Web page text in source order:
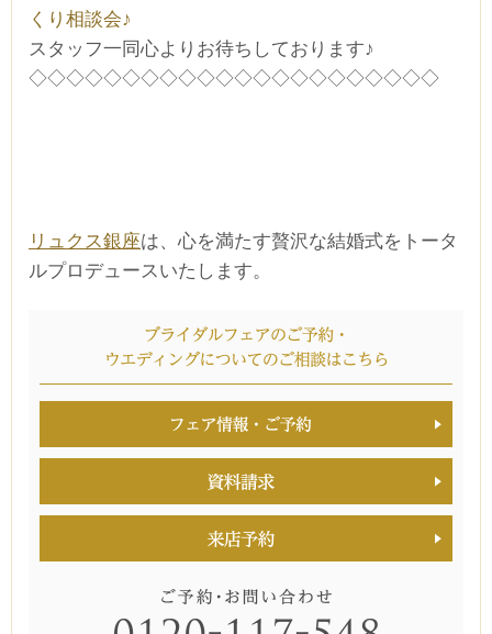
くり相談会♪
スタッフ一同心よりお待ちしております♪
◇◇◇◇◇◇◇◇◇◇◇◇◇◇◇◇◇◇◇◇◇◇
リュクス銀座は、心を満たす贅沢な結婚式をトータ
ルプロデュースいたします。